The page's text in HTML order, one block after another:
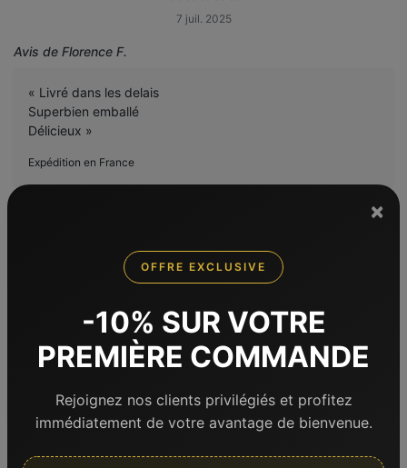
7 juil. 2025
Avis de Florence F.
« Livré dans les delais
Superbien emballé
Délicieux »
Expédition en France
5/5
3 déc. 2024
Avis de Dominique J.
top ! Quant à la dégustation !! Le poulet de Bresse, une
merveille, et nous avons également cuisiné le rôti de porc
Merci »
×
OFFRE EXCLUSIVE
-10% SUR VOTRE
PREMIÈRE COMMANDE
Rejoignez nos clients privilégiés et profitez
immédiatement de votre avantage de bienvenue.